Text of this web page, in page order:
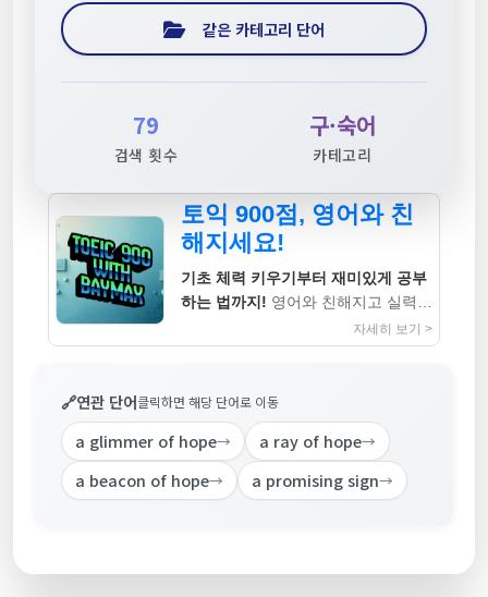
같은 카테고리 단어
79
검색 횟수
구·숙어
카테고리
토익 900점, 영어와 친
해지세요!
기초 체력 키우기부터 재미있게 공부
하는 법까지! 영어와 친해지고 실력까
자세히 보기 >
🔗연관 단어클릭하면 해당 단어로 이동
a glimmer of hope→ a ray of hope→
a beacon of hope→ a promising sign→